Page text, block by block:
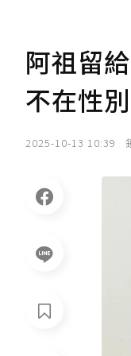
阿祖留
不在性
2025-10-13 10:39